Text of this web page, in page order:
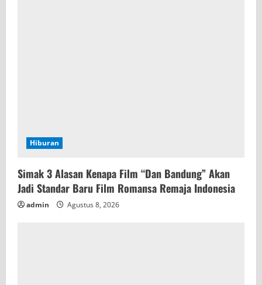
Hiburan
Simak 3 Alasan Kenapa Film “Dan Bandung” Akan
Jadi Standar Baru Film Romansa Remaja Indonesia
admin Agustus 8, 2026